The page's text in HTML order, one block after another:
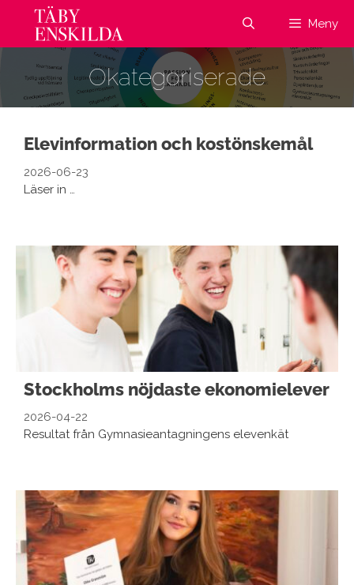
Hoppa
innehåll
Meny
Okategoriserade
Elevinformation och kostönskemål
2026-06-23
Läser in …
Stockholms nöjdaste ekonomielever
2026-04-22
Resultat från Gymnasieantagningens elevenkät